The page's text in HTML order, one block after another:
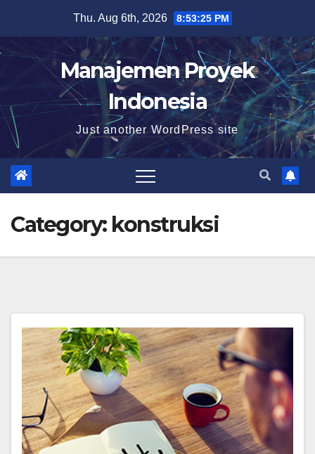
content
Thu. Aug 6th, 2026 8:53:26 PM
Manajemen Proyek
Indonesia
Just another WordPress site
Category: konstruksi